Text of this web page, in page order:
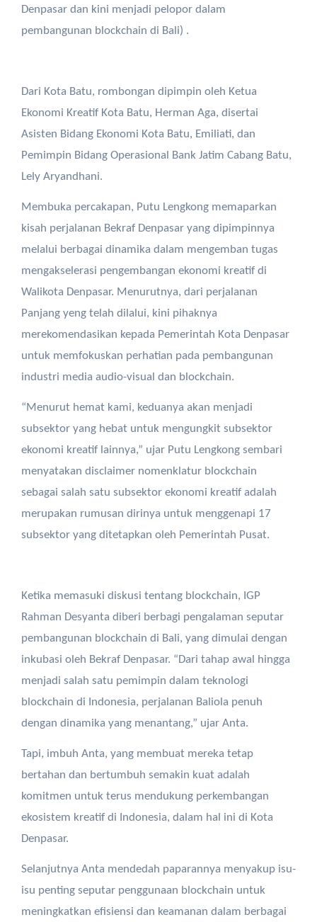
Denpasar dan kini menjadi pelopor dalam
pembangunan blockchain di Bali) .
Dari Kota Batu, rombongan dipimpin oleh Ketua
Ekonomi Kreatif Kota Batu, Herman Aga, disertai
Asisten Bidang Ekonomi Kota Batu, Emiliati, dan
Pemimpin Bidang Operasional Bank Jatim Cabang Batu,
Lely Aryandhani.
Membuka percakapan, Putu Lengkong memaparkan
kisah perjalanan Bekraf Denpasar yang dipimpinnya
melalui berbagai dinamika dalam mengemban tugas
mengakselerasi pengembangan ekonomi kreatif di
Walikota Denpasar. Menurutnya, dari perjalanan
Panjang yeng telah dilalui, kini pihaknya
merekomendasikan kepada Pemerintah Kota Denpasar
untuk memfokuskan perhatian pada pembangunan
industri media audio-visual dan blockchain.
“Menurut hemat kami, keduanya akan menjadi
subsektor yang hebat untuk mengungkit subsektor
ekonomi kreatif lainnya,” ujar Putu Lengkong sembari
menyatakan disclaimer nomenklatur blockchain
sebagai salah satu subsektor ekonomi kreatif adalah
merupakan rumusan dirinya untuk menggenapi 17
subsektor yang ditetapkan oleh Pemerintah Pusat.
Ketika memasuki diskusi tentang blockchain, IGP
Rahman Desyanta diberi berbagi pengalaman seputar
pembangunan blockchain di Bali, yang dimulai dengan
inkubasi oleh Bekraf Denpasar. “Dari tahap awal hingga
menjadi salah satu pemimpin dalam teknologi
blockchain di Indonesia, perjalanan Baliola penuh
dengan dinamika yang menantang,” ujar Anta.
Tapi, imbuh Anta, yang membuat mereka tetap
bertahan dan bertumbuh semakin kuat adalah
komitmen untuk terus mendukung perkembangan
ekosistem kreatif di Indonesia, dalam hal ini di Kota
Denpasar.
Selanjutnya Anta mendedah paparannya menyakup isu-
isu penting seputar penggunaan blockchain untuk
meningkatkan efisiensi dan keamanan dalam berbagai